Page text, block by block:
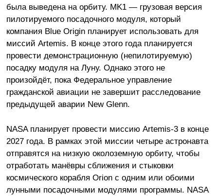
была выведена на орбиту. MK1 — грузовая версия
пилотируемого посадочного модуля, который
компания Blue Origin планирует использовать для
миссий Artemis. В конце этого года планируется
провести демонстрационную (непилотируемую)
посадку модуля на Луну. Однако этого не
произойдёт, пока Федеральное управление
гражданской авиации не завершит расследование
предыдущей аварии New Glenn.
NASA планирует провести миссию Artemis-3 в конце
2027 года. В рамках этой миссии четыре астронавта
отправятся на низкую околоземную орбиту, чтобы
отработать манёвры сближения и стыковки
космического корабля Orion с одним или обоими
лунными посадочными модулями программы. NASA